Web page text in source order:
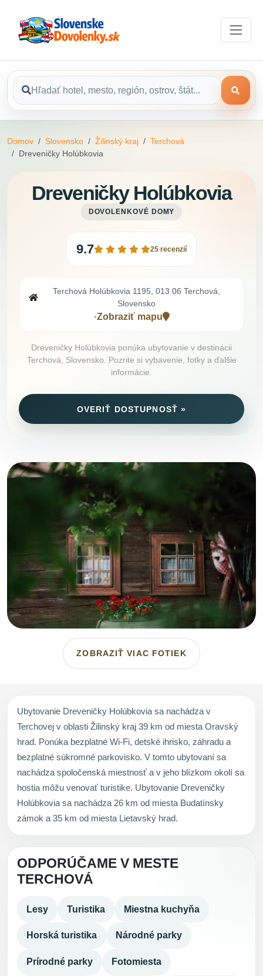
Domov Slovensko Žilinský kraj
Terchová
Dreveničky Holúbkovia
Dreveničky Holúbkovia
DOVOLENKOVÉ DOMY
9.7 25 recenzií
Terchová Holúbkovia 1195, 013 06 Terchová,
Slovensko
•Zobraziť mapu
Dreveničky Holúbkovia ponúka ubytovanie v destinácii
Terchová, Slovensko. Pozrite si vybavenie, fotky a ďalšie
informácie.
OVERIŤ DOSTUPNOSŤ »
ZOBRAZIŤ VIAC FOTIEK
Ubytovanie Dreveničky Holúbkovia sa nachádza v
Terchovej v oblasti Žilinský kraj 39 km od miesta Oravský
hrad. Ponúka bezplatné Wi-Fi, detské ihrisko, záhradu a
bezplatné súkromné parkovisko. V tomto ubytovaní sa
nachádza spoločenská miestnosť a v jeho blízkom okolí sa
hostia môžu venovať turistike. Ubytovanie Dreveničky
Holúbkovia sa nachádza 26 km od miesta Budatínsky
zámok a 35 km od miesta Lietavský hrad.
ODPORÚČAME V MESTE
TERCHOVÁ
Lesy Turistika Miestna kuchyňa
Horská turistika Národné parky
Prírodné parky Fotomiesta